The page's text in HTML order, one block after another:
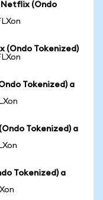
Netflix (Ondo
(Ondo Tokenized)
Tokenized) a
Tokenized) a
Tokenized) a